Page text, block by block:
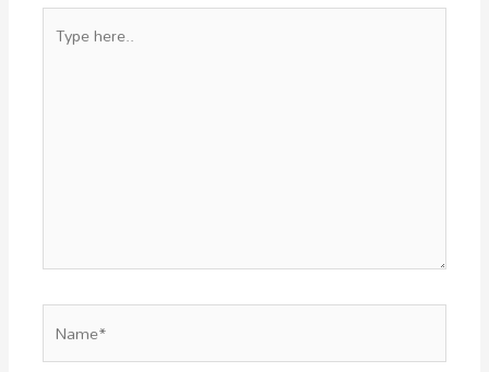
here..